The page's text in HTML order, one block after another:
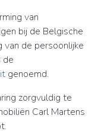
van
bij de Belgische
van de persoonlijke
de
genoemd.
zorgvuldig te
Carl Martens